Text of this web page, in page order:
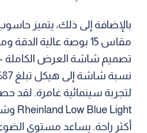
أكثر راحة. يساعد مستوى